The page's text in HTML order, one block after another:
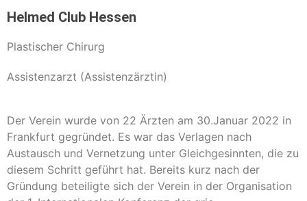
Helmed Club Hessen
Plastischer Chirurg
Assistenzarzt (Assistenzärztin)
Der Verein wurde von 22 Ärzten am 30.Januar 2022 in
Frankfurt gegründet. Es war das Verlagen nach
Austausch und Vernetzung unter Gleichgesinnten, die zu
diesem Schritt geführt hat. Bereits kurz nach der
Gründung beteiligte sich der Verein in der Organisation